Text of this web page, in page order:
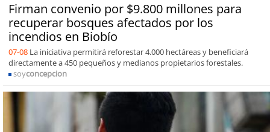
Firman convenio por $9.800 millones para
recuperar bosques afectados por los
incendios en Biobío
07-08 La iniciativa permitirá reforestar 4.000 hectáreas y beneficiará
directamente a 450 pequeños y medianos propietarios forestales.
soyconcepcion